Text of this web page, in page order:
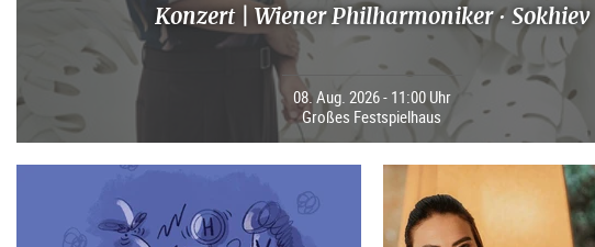
Konzert | Wiener Philharmoniker · Sokhiev
08. Aug. 2026 - 11:00 Uhr
Großes Festspielhaus